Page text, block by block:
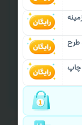
عمده و فوری
درخواست خدمات چاپ
و فوری با ما تماس
بگیرید
تماس با ما)
طرح
چاپ